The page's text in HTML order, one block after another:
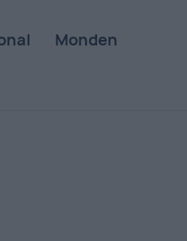
Monden